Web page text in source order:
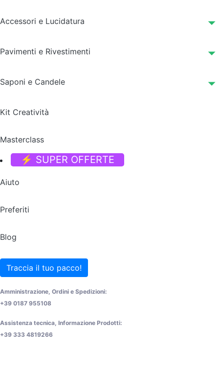
Accessori e Lucidatura
Pavimenti e Rivestimenti
Saponi e Candele
Kit Creatività
Masterclass
⚡ SUPER OFFERTE
Aiuto
Preferiti
Blog
Traccia il tuo pacco!
Amministrazione, Ordini e Spedizioni:
+39 0187 955108
Assistenza tecnica, Informazione Prodotti:
+39 333 4819266